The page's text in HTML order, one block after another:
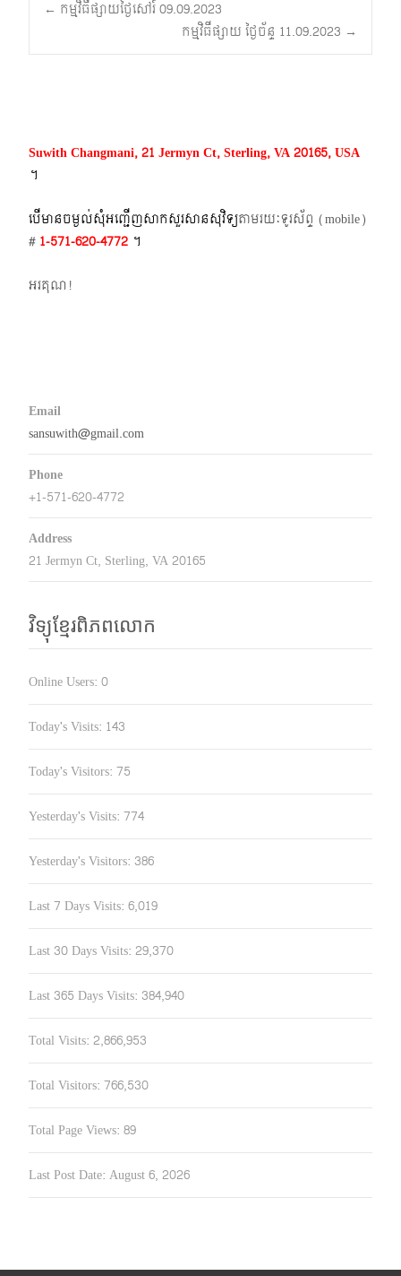
Post
navigation
← កម្មវិធីផ្សាយថ្ងៃសៅរ៍ 09.09.2023
កម្មវិធីផ្សាយ ថ្ងៃច័ន្ទ 11.09.2023 →
Suwith Changmani, 21 Jermyn Ct, Sterling, VA 20165, USA
។​
បើមានចម្ងល់​សុំអញ្ជើញសាកសួរសានសុវិទ្យតាមរយៈទូរស័ព្ទ​ (mobile)​
# 1-571-620-4772​ ។
អរគុណ!
Email
sansuwith@gmail.com
Phone
+1-571-620-4772
Address
21 Jermyn Ct, Sterling, VA 20165
វិទ្យុខ្មែរពិភពលោក
Online Users: 0
Today's Visits: 143
Today's Visitors: 75
Yesterday's Visits: 774
Yesterday's Visitors: 386
Last 7 Days Visits: 6,019
Last 30 Days Visits: 29,370
Last 365 Days Visits: 384,940
Total Visits: 2,866,953
Total Visitors: 766,530
Total Page Views: 89
Last Post Date: August 6, 2026